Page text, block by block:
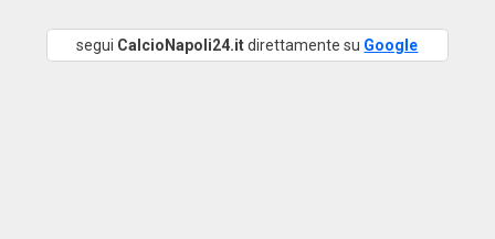
segui CalcioNapoli24.itdirettamente su Google